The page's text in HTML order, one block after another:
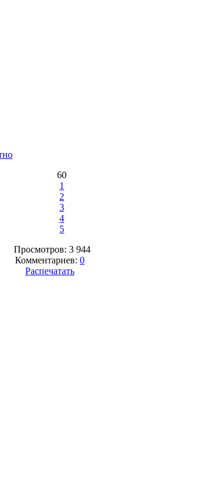
60
1
2
3
4
5
Просмотров: 3 944
Комментариев: 0
Распечатать